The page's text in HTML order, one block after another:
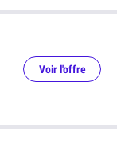
Voir l'offre